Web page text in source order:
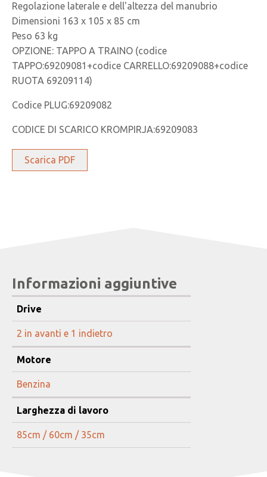
Regolazione laterale e dell'altezza del manubrio
Dimensioni 163 x 105 x 85 cm
Peso 63 kg
OPZIONE: TAPPO A TRAINO (codice
TAPPO:69209081+codice CARRELLO:69209088+codice
RUOTA 69209114)
Codice PLUG:69209082
CODICE DI SCARICO KROMPIRJA:69209083
Scarica PDF
Informazioni aggiuntive
Drive
2 in avanti e 1 indietro
Motore
Benzina
Larghezza di lavoro
85cm / 60cm / 35cm